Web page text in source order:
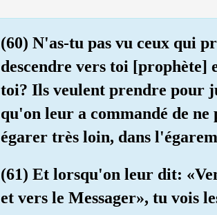
(60) N'as-tu pas vu ceux qui
descendre vers toi [prophète]
toi? Ils veulent prendre pour
qu'on leur a commandé de
égarer très loin, dans
(61) Et lorsqu'on leur dit:
et vers le Messager», tu vois